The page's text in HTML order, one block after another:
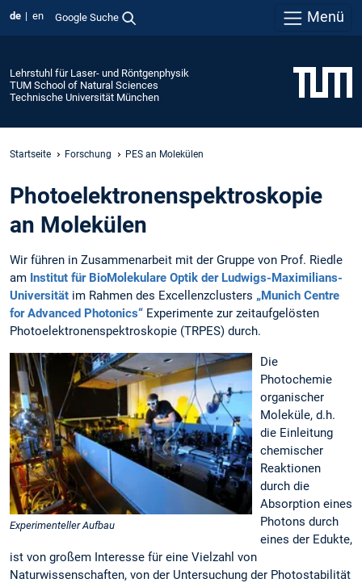
de en Google Suche Menü
Lehrstuhl für Laser- und Röntgenphysik
TUM School of Natural Sciences
Technische Universität München
Startseite Forschung PES an Molekülen
Photo­elektronen­spektroskopie
an Molekülen
Wir führen in Zusammenarbeit mit der Gruppe von Prof. Riedle
am Institut für BioMolekulare Optik der Ludwigs-Maximilians-
Universität im Rahmen des Excellenzclusters „Munich Centre
for Advanced Photonics“ Experimente zur zeitaufgelösten
Photoelektronenspektroskopie (TRPES) durch.
Experimenteller Aufbau
Die
Photochemie
organischer
Moleküle, d.h.
die Einleitung
chemischer
Reaktionen
durch die
Absorption eines
Photons durch
eines der Edukte,
ist von großem Interesse für eine Vielzahl von
Naturwissenschaften, von der Untersuchung der Photostabilität